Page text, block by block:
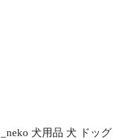
_neko 犬用品 犬 ドッ